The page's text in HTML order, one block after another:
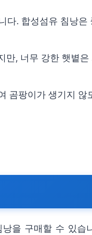
다. 합성섬유 침낭은
, 너무 강한 햇볕은
곰팡이가 생기지 않
을 구매할 수 있습